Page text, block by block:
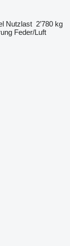
Nutzlast 2’780 kg
Feder/Luft